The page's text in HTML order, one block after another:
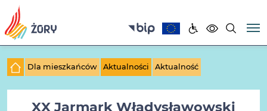
Dla mieszkańców Aktualności Aktualność
XX Jarmark Władysławowski